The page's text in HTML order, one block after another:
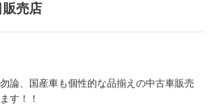
販売店
論、国産車も個性的な品揃えの中古車販売
す！！